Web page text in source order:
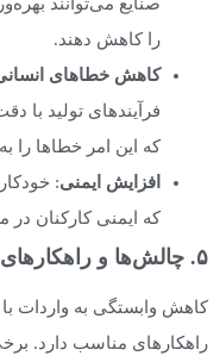
صنایع می‌توانند
را کاهش دهند.
کاهش خطاهای
فرآیندهای تولید با
که این امر خطاها را
افزایش ایمنی:
که ایمنی کارکنان
۵. چالش‌ها و راهکارهای کاهش وابستگی به واردات
کاهش وابستگی به واردات
راهکارهای مناسب دارد.